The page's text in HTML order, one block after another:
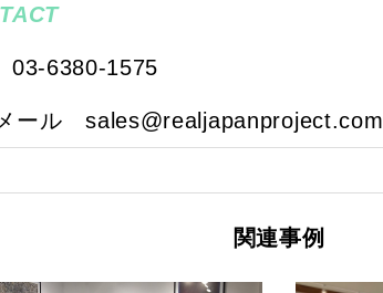
6380-1575
ール sales@realjapanproject.com
関連事例